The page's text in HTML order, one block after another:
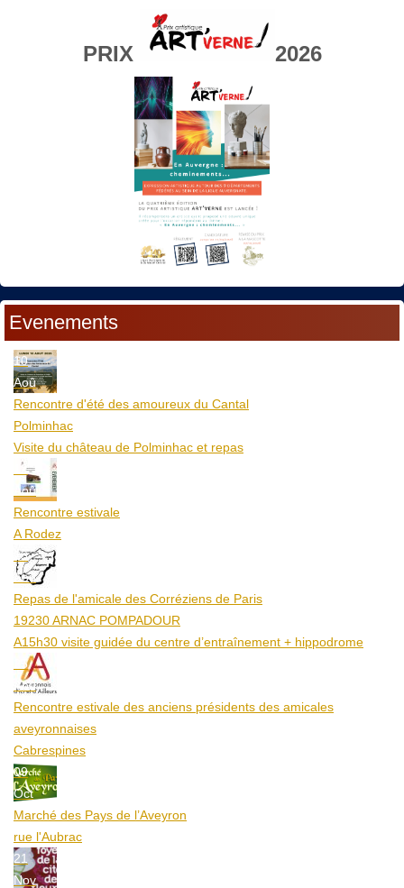
PRIX 2026
Evenements
10
Aoû
Rencontre d'été des amoureux du Cantal
Polminhac
Visite du château de Polminhac et repas
12
Aoû
Rencontre estivale
A Rodez
23
Aoû
Repas de l'amicale des Corréziens de Paris
19230 ARNAC POMPADOUR
A15h30 visite guidée du centre d’entraînement + hippodrome
25
Aoû
Rencontre estivale des anciens présidents des amicales
aveyronnaises
Cabrespines
09
Oct
Marché des Pays de l’Aveyron
rue l'Aubrac
21
Nov